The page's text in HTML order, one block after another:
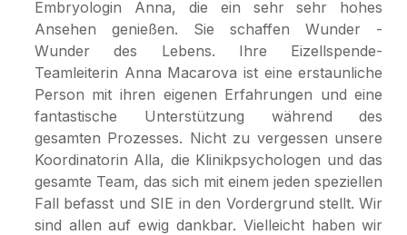
Embryologin Anna, die ein sehr sehr hohes
Ansehen genießen. Sie schaffen Wunder -
Wunder des Lebens. Ihre Eizellspende-
Teamleiterin Anna Macarova ist eine erstaunliche
Person mit ihren eigenen Erfahrungen und eine
fantastische Unterstützung während des
gesamten Prozesses. Nicht zu vergessen unsere
Koordinatorin Alla, die Klinikpsychologen und das
gesamte Team, das sich mit einem jeden speziellen
Fall befasst und SIE in den Vordergrund stellt. Wir
sind allen auf ewig dankbar. Vielleicht haben wir